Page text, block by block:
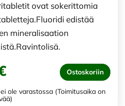
ovat sokerittomia
edistää
mineralisaation
Ostoskoriin
ole varastossa (Toimitusaika on